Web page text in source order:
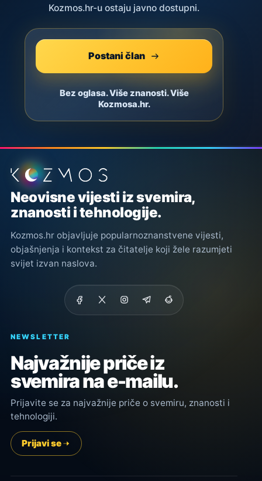
Kozmos.hr-u ostaju javno dostupni.
Postani član
Bez oglasa. Više znanosti. Više
Kozmosa.hr.
Podnožje stranice
Neovisne vijesti iz svemira,
znanosti i tehnologije.
Kozmos.hr objavljuje popularnoznanstvene vijesti,
objašnjenja i kontekst za čitatelje koji žele razumjeti
svijet izvan naslova.
NEWSLETTER
Najvažnije priče iz
svemira na e-mailu.
Prijavite se za najvažnije priče o svemiru, znanosti i
tehnologiji.
Prijavi se